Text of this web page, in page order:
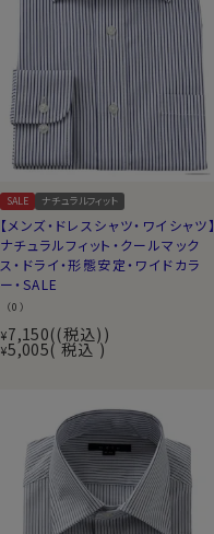
SALE ナチュラルフィット
【メンズ・ドレスシャツ・ワイシャツ】
ナチュラルフィット・クールマック
ス・ドライ・形態安定・ワイドカラ
ー・SALE
（0）
¥7,150 (税込)
¥5,005 税込